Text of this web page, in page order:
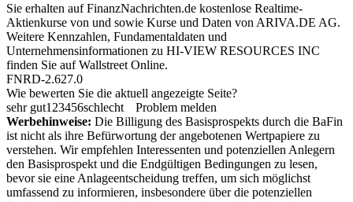
Sie erhalten auf FinanzNachrichten.de kostenlose Realtime-
Aktienkurse von und sowie Kurse und Daten von ARIVA.DE AG.
Weitere Kennzahlen, Fundamentaldaten und
Unternehmensinformationen zu HI-VIEW RESOURCES INC
finden Sie aufWallstreet Online.
FNRD-2.627.0
Wie bewerten Sie die aktuell angezeigte Seite?
sehr gut1 23456schlecht
Problem melden
Werbehinweise: Die Billigung des Basisprospekts durch die BaFin
ist nicht als ihre Befürwortung der angebotenen Wertpapiere zu
verstehen. Wir empfehlen Interessenten und potenziellen Anlegern
den Basisprospekt und die Endgültigen Bedingungen zu lesen,
bevor sie eine Anlageentscheidung treffen, um sich möglichst
umfassend zu informieren, insbesondere über die potenziellen